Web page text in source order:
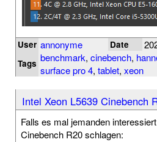
User annonyme Date
Tags benchmark, cinebench,
surface pro 4, tablet, xeon
Intel Xeon L5639 Cinebench
Falls es mal jemanden
Cinebench R20 schlagen: